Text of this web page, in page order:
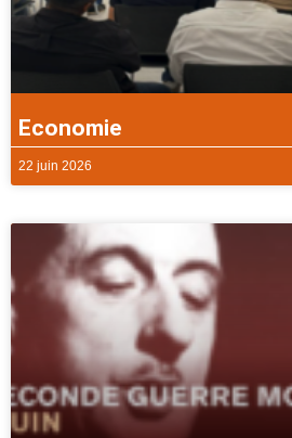
Economie
22 juin 2026